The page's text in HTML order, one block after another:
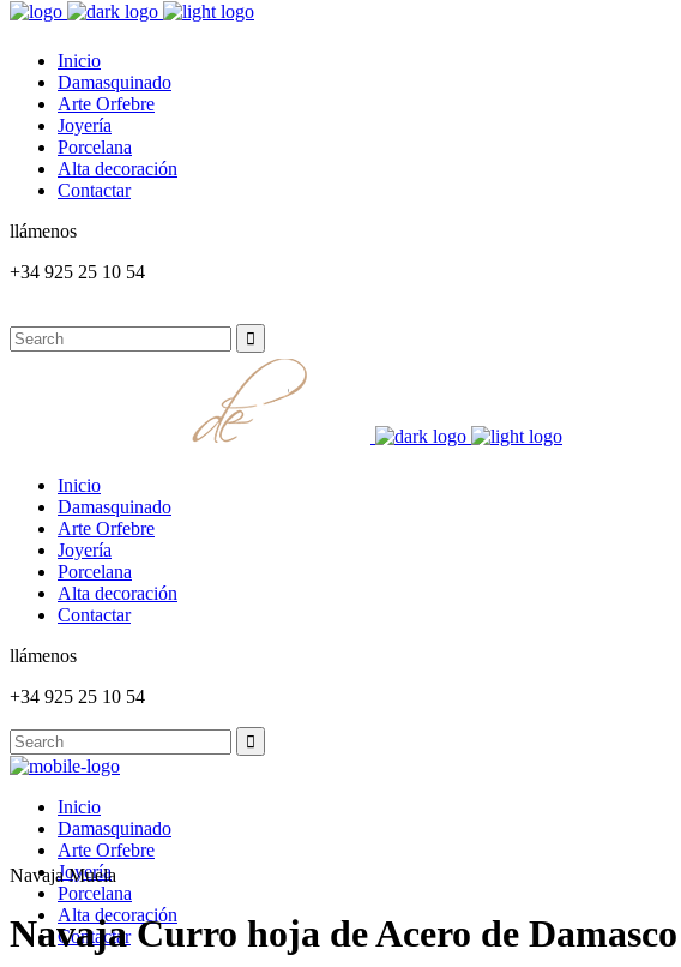
Inicio
Damasquinado
Arte Orfebre
Joyería
Porcelana
Alta decoración
Contactar
llámenos
+34 925 25 10 54
Inicio
Damasquinado
Arte Orfebre
Joyería
Porcelana
Alta decoración
Contactar
llámenos
+34 925 25 10 54
Inicio
Damasquinado
Arte Orfebre
Joyería
Porcelana
Alta decoración
Contactar
Navaja Muela
Navaja Curro hoja de Acero de Damasco